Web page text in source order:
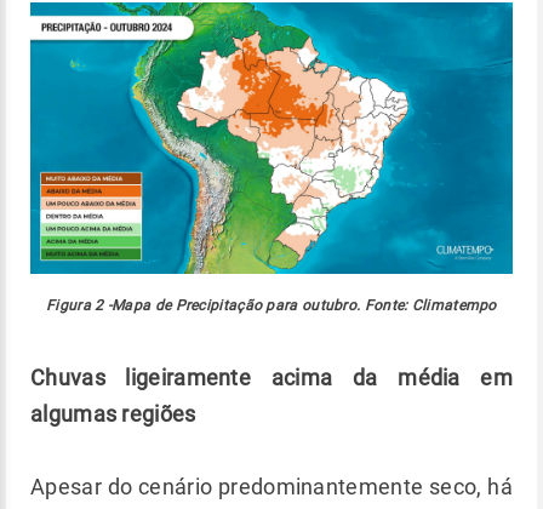
Figura 2 -Mapa de Precipitação para outubro. Fonte: Climatempo
Chuvas ligeiramente acima da média em
algumas regiões
Apesar do cenário predominantemente seco, há